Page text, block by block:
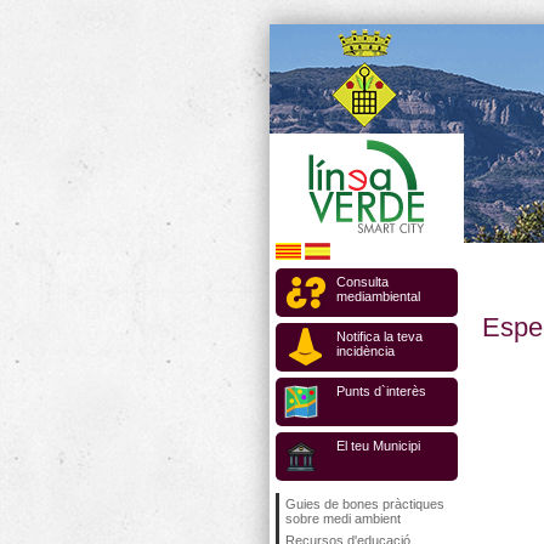
Consulta
mediambiental
Notifica la teva
incidència
Punts d`interès
El teu Municipi
Guies de bones pràctiques
sobre medi ambient
Recursos d'educació